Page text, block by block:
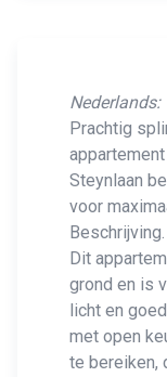
Nederlands:
Prachtig
Steynlaan
voor
Beschrijving.
Dit
grond en is
licht en
met open
te bereiken,